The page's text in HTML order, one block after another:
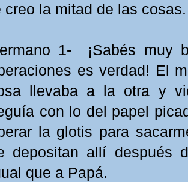
creo la mitad de las cosas.
1- ¡Sabés muy
es verdad! El
llevaba a la otra y
con lo del papel
la glotis para
depositan allí después
que a Papá.